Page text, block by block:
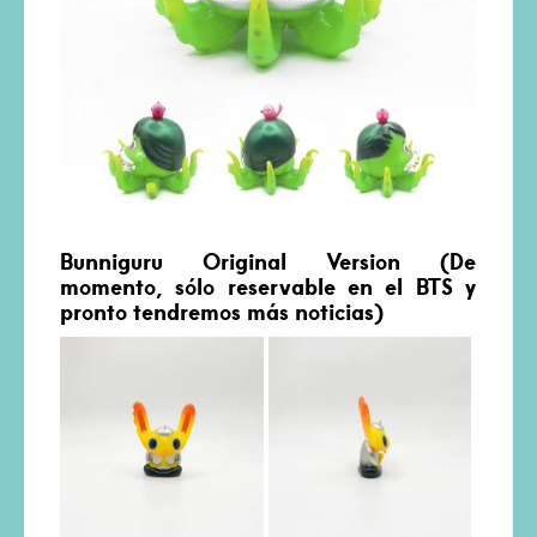
Bunniguru Original Version (De
momento, sólo reservable en el BTS y
pronto tendremos más noticias)